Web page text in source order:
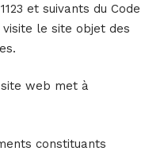
et suivants du Code
le site objet des
web met à
constituants